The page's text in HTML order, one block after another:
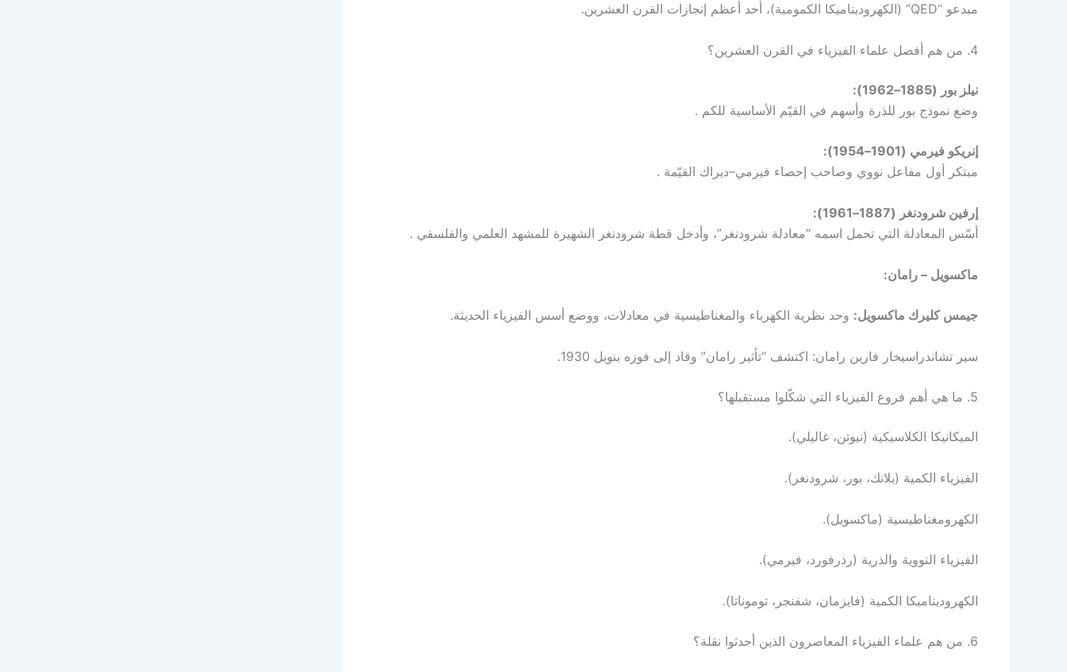
مبدعو “QED” (الكهروديناميكا الكمومية)، أحد أعظم إنجازات القرن العشرين.
4. من هم أفضل علماء الفيزياء في القرن العشرين؟
نيلز بور (1885–1962):
وضع نموذج بور للذرة وأسهم في القيّم الأساسية للكم .
إنريكو فيرمي (1901–1954):
مبتكر أول مفاعل نووي وصاحب إحصاء فيرمي–ديراك القيّمة .
إرفين شرودنغر (1887–1961):
أسّس المعادلة التي تحمل اسمه “معادلة شرودنغر”، وأدخل قطة شرودنغر الشهيرة للمشهد العلمي والفلسفي .
ماكسويل – رامان:
جيمس كليرك ماكسويل: وحد نظرية الكهرباء والمغناطيسية في معادلات، ووضع أسس الفيزياء الحديثة.
سير تشاندراسيخار فارين رامان: اكتشف “تأثير رامان” وقاد إلى فوزه بنوبل 1930.
5. ما هي أهم فروع الفيزياء التي شكّلوا مستقبلها؟
الميكانيكا الكلاسيكية (نيوتن، غاليلي).
الفيزياء الكمية (بلانك، بور، شرودنغر).
الكهرومغناطيسية (ماكسويل).
الفيزياء النووية والذرية (رذرفورد، فيرمي).
الكهروديناميكا الكمية (فايزمان، شفنجر، توموناتا).
6. من هم علماء الفيزياء المعاصرون الذين أحدثوا نقلة؟